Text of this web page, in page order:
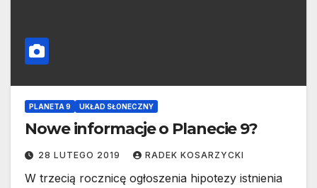
PLANETA 9 UKŁAD SŁONECZNY
Nowe informacje o Planecie 9?
28 LUTEGO 2019 RADEK KOSARZYCKI
W trzecią rocznicę ogłoszenia hipotezy istnienia